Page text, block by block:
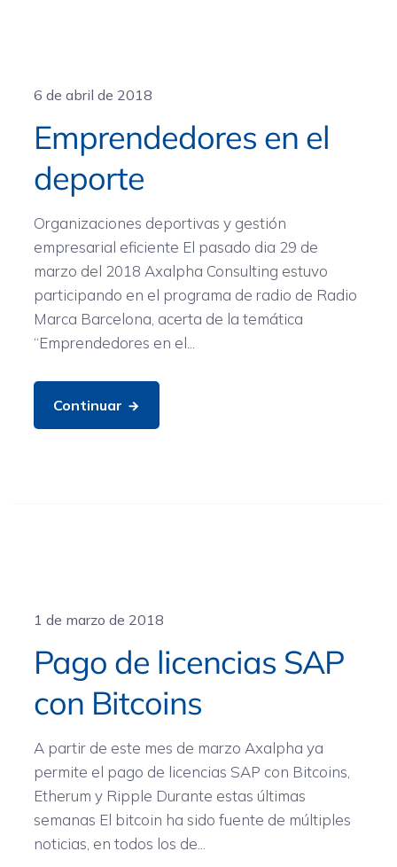
6 de abril de 2018
Emprendedores en el
deporte
Organizaciones deportivas y gestión
empresarial eficiente El pasado dia 29 de
marzo del 2018 Axalpha Consulting estuvo
participando en el programa de radio de Radio
Marca Barcelona, acerta de la temática
“Emprendedores en el...
Continuar
1 de marzo de 2018
Pago de licencias SAP
con Bitcoins
A partir de este mes de marzo Axalpha ya
permite el pago de licencias SAP con Bitcoins,
Etherum y Ripple Durante estas últimas
semanas El bitcoin ha sido fuente de múltiples
noticias, en todos los de...